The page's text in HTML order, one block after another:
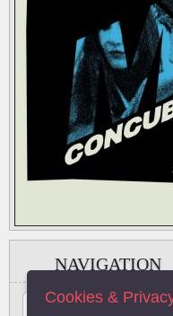
NAVIGATION
A B C D
Cookies &